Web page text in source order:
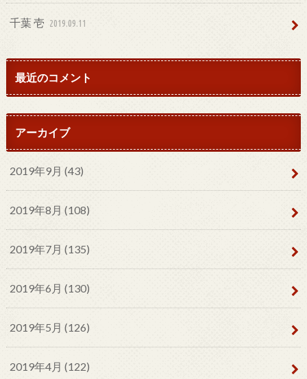
千葉 壱 2019.09.11
最近のコメント
アーカイブ
2019年9月 (43)
2019年8月 (108)
2019年7月 (135)
2019年6月 (130)
2019年5月 (126)
2019年4月 (122)